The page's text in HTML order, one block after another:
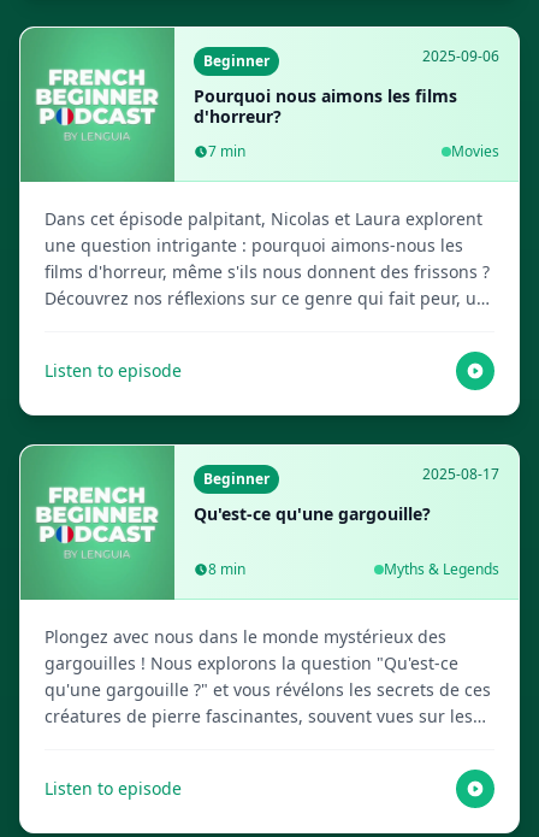
Beginner 2025-09-06
Pourquoi nous aimons les films
d'horreur?
7 min Movies
Dans cet épisode palpitant, Nicolas et Laura explorent
une question intrigante : pourquoi aimons-nous les
films d'horreur, même s'ils nous donnent des frissons ?
Découvrez nos réflexions sur ce genre qui fait peur, un
Lenguia.com pour obtenir le script complet, créer des
flashcards multimédias et bien plus de ressources
Listen to episode
Beginner 2025-08-17
Qu'est-ce qu'une gargouille?
8 min Myths & Legends
Plongez avec nous dans le monde mystérieux des
gargouilles ! Nous explorons la question "Qu'est-ce
qu'une gargouille ?" et vous révélons les secrets de ces
créatures de pierre fascinantes, souvent vues sur les
emblématiques dans cet épisode captivant, créé par
vos hôtes IA amicaux. Visitez Lenguia.com pour obtenir
Listen to episode